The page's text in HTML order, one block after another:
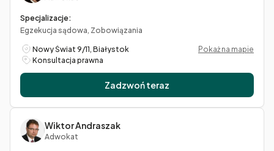
Specjalizacje:
Egzekucja sądowa, Zobowiązania
Nowy Świat 9/11, Białystok
Pokaż na mapie
Konsultacja prawna
Zadzwoń teraz
Wiktor Andraszak
Adwokat